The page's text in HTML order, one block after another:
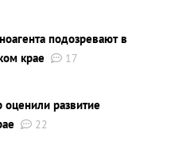
подозревают в
крае
17
развитие
22